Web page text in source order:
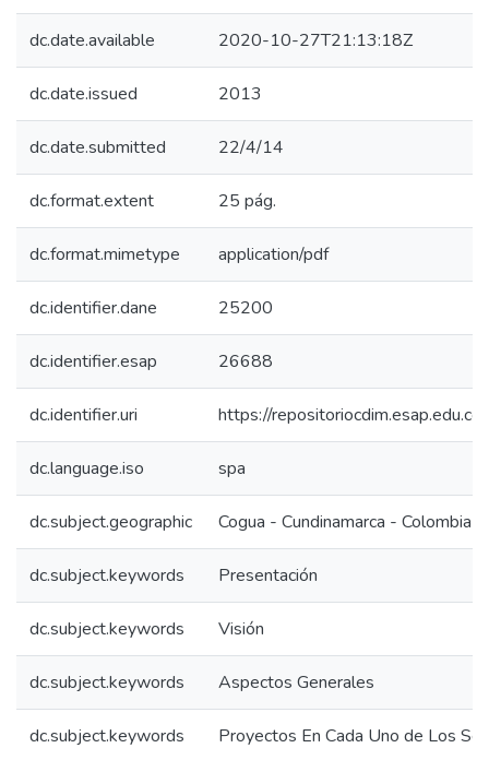
dc.date.available 2020-10-27T21:13:18Z
dc.date.issued 2013
dc.date.submitted 22/4/14
dc.format.extent 25 pág.
dc.format.mimetype application/pdf
dc.identifier.dane 25200
dc.identifier.esap 26688
dc.identifier.uri https://
dc.language.iso spa
dc.subject.geographic Cogua - Cundinamarca - Colombia
dc.subject.keywords Presentación
dc.subject.keywords Visión
dc.subject.keywords Aspectos Generales
dc.subject.keywords Proyectos En Cada Uno de Los